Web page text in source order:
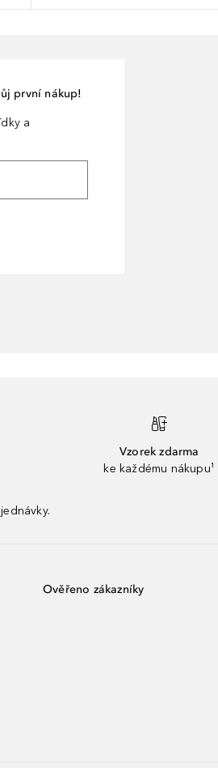
první nákup!
a
Vzorek zdarma
ke každému nákupu¹
Ověřeno zákazníky